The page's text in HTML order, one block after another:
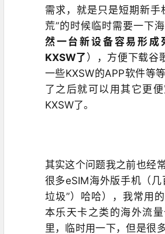
需求，就是只是短期新手
荒”的时候临时需要一下
然一台新设备容易形成
KXSW了），方便下载谷
一些KXSW的APP软件等
了之后就可以用其它更
KXSW了。
其实这个问题我之前也经
很多eSIM海外版手机（几
垃圾”）哈哈），我常用
本乐天卡之类的海外流
里，临时用一下，但是很